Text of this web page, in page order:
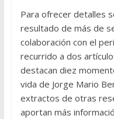
Para ofrecer detalles
resultado de más de
colaboración con el
recurrido a dos
destacan diez
vida de Jorge Mario
extractos de otras
aportan más